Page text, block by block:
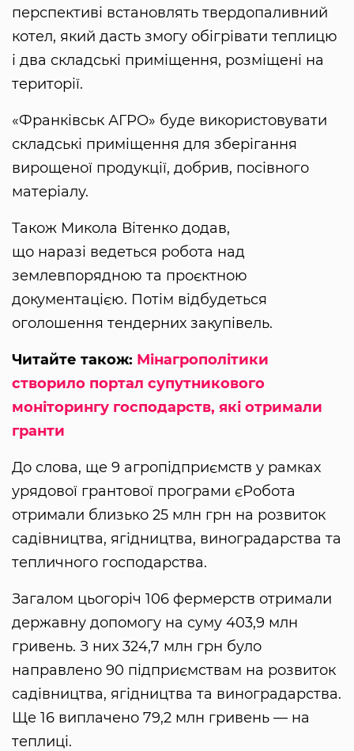
перспективі встановлять твердопаливний
котел, який дасть змогу обігрівати теплицю
і два складські приміщення, розміщені на
території.
«Франківськ АГРО» буде використовувати
складські приміщення для зберігання
вирощеної продукції, добрив, посівного
матеріалу.
Також Микола Вітенко додав,
що наразі ведеться робота над
землевпорядною та проєктною
документацією. Потім відбудеться
оголошення тендерних закупівель.
Читайте також: Мінагрополітики
створило портал супутникового
моніторингу господарств, які отримали
гранти
До слова, ще 9 агропідприємств у рамках
урядової грантової програми єРобота
отримали близько 25 млн грн на розвиток
садівництва, ягідництва, виноградарства та
тепличного господарства.
Загалом цьогоріч 106 фермерств отримали
державну допомогу на суму 403,9 млн
гривень. З них 324,7 млн грн було
направлено 90 підприємствам на розвиток
садівництва, ягідництва та виноградарства.
Ще 16 виплачено 79,2 млн гривень — на
теплиці.